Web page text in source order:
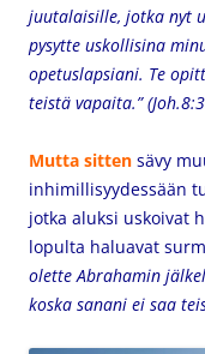
juutalaisille, jotka nyt
pysytte uskollisina
opetuslapsiani. Te
teistä vapaita.”
Mutta sitten sävy
inhimillisyydessään
jotka aluksi uskoivat
lopulta haluavat
olette Abrahamin
koska sanani ei saa